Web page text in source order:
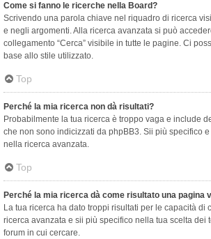
Come si fanno le ricerche nella Board?
Scrivendo una parola chiave nel riquadro di ricerca
e negli argomenti. Alla ricerca avanzata si può
collegamento “Cerca” visibile in tutte le pagine. Ci
base allo stile utilizzato.
Top
Perché la mia ricerca non dà risultati?
Probabilmente la tua ricerca è troppo vaga e include
che non sono indicizzati da phpBB3. Sii più specifico
nella ricerca avanzata.
Top
Perché la mia ricerca dà come risultato una pagina
La tua ricerca ha dato troppi risultati per le capacità di
ricerca avanzata e sii più specifico nella tua scelta dei
forum in cui cercare.